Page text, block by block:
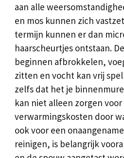
aan alle
en mos kunnen zich
termijn kunnen er dan
haarscheurtjes ontstaan.
beginnen afbrokkelen,
zitten en vocht kan vrij
zelfs dat het je
kan niet alleen zorgen
verwarmingskosten door
ook voor een
reinigen, is belangrijk